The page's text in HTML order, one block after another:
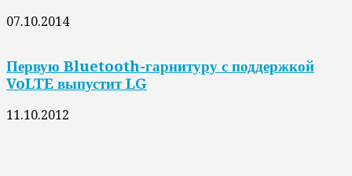
07.10.2014
Первую Bluetooth-гарнитуру с поддержкой
VoLTE выпустит LG
11.10.2012